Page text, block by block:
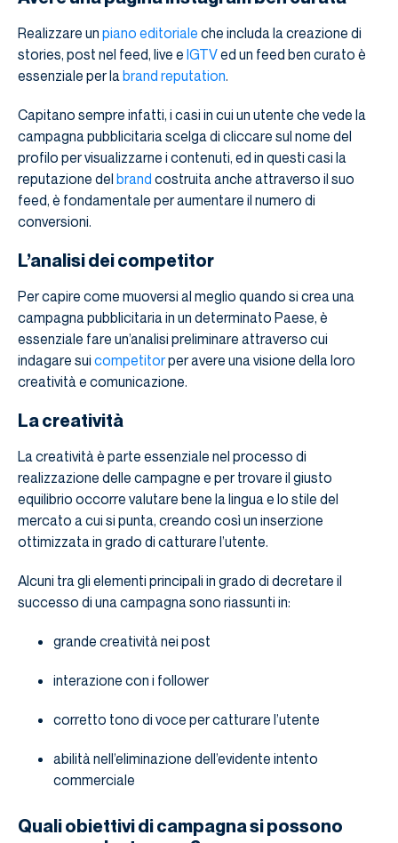
Realizzare un piano editoriale che includa la creazione di
stories, post nel feed, live e IGTVed un feed ben curato è
essenziale per labrand reputation.
Capitano sempre infatti, i casi in cui un utente che vede la
campagna pubblicitaria scelga di cliccare sul nome del
profilo per visualizzarne i contenuti, ed in questi casi la
reputazione del brand costruita anche attraverso il suo
feed, è fondamentale per aumentare il numero di
conversioni.
L’analisi dei competitor
Per capire come muoversi al meglio quando si crea una
campagna pubblicitaria in un determinato Paese, è
essenziale fare un’analisi preliminare attraverso cui
indagare sui competitorper avere una visione della loro
creatività e comunicazione.
La creatività
La creatività è parte essenziale nel processo di
realizzazione delle campagne e per trovare il giusto
equilibrio occorre valutare bene la lingua e lo stile del
mercato a cui si punta, creando così un inserzione
ottimizzata in grado di catturare l’utente.
Alcuni tra gli elementi principali in grado di decretare il
successo di una campagna sono riassunti in:
grande creatività nei post
interazione con i follower
corretto tono di voce per catturare l’utente
abilità nell’eliminazione dell’evidente intento
commerciale
Quali obiettivi di campagna si possono